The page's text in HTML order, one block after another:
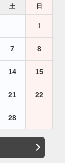
土 日
1
7 8
14 15
21 22
28